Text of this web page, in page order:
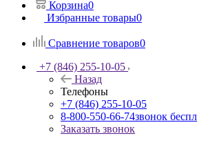
Корзина0
Избранные товары0
Сравнение товаров0
+7 (846) 255-10-05
Назад
Телефоны
+7 (846) 255-10-05
8-800-550-66-74звонок
Заказать звонок